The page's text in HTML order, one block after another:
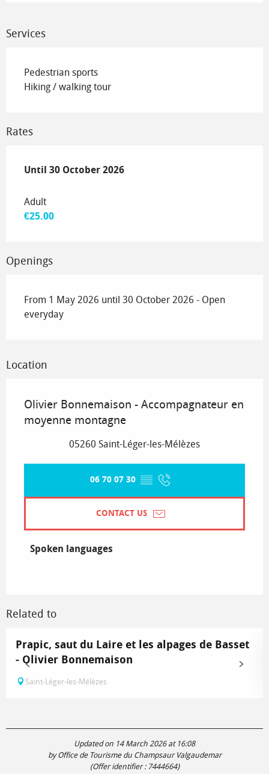
Services
Pedestrian sports
Hiking / walking tour
Rates
From 1 May 2026to30 October 2026
Until 30 October 2026
Adult
€25.00
Openings
From 1 May 2026 until 30 October 2026 - Open
everyday
Location
Olivier Bonnemaison - Accompagnateur en
moyenne montagne
05260 Saint-Léger-les-Mélèzes
06 70 07 30 ▒▒
CONTACT US
Spoken languages
Spoken languages
Related to
Prapic, saut du Laire et les alpages de Basset
- Olivier Bonnemaison
Saint-Léger-les-Mélèzes
Updated on 14 March 2026 at 16:08
by Office de Tourisme du Champsaur Valgaudemar
(Offer identifier : 7444664)